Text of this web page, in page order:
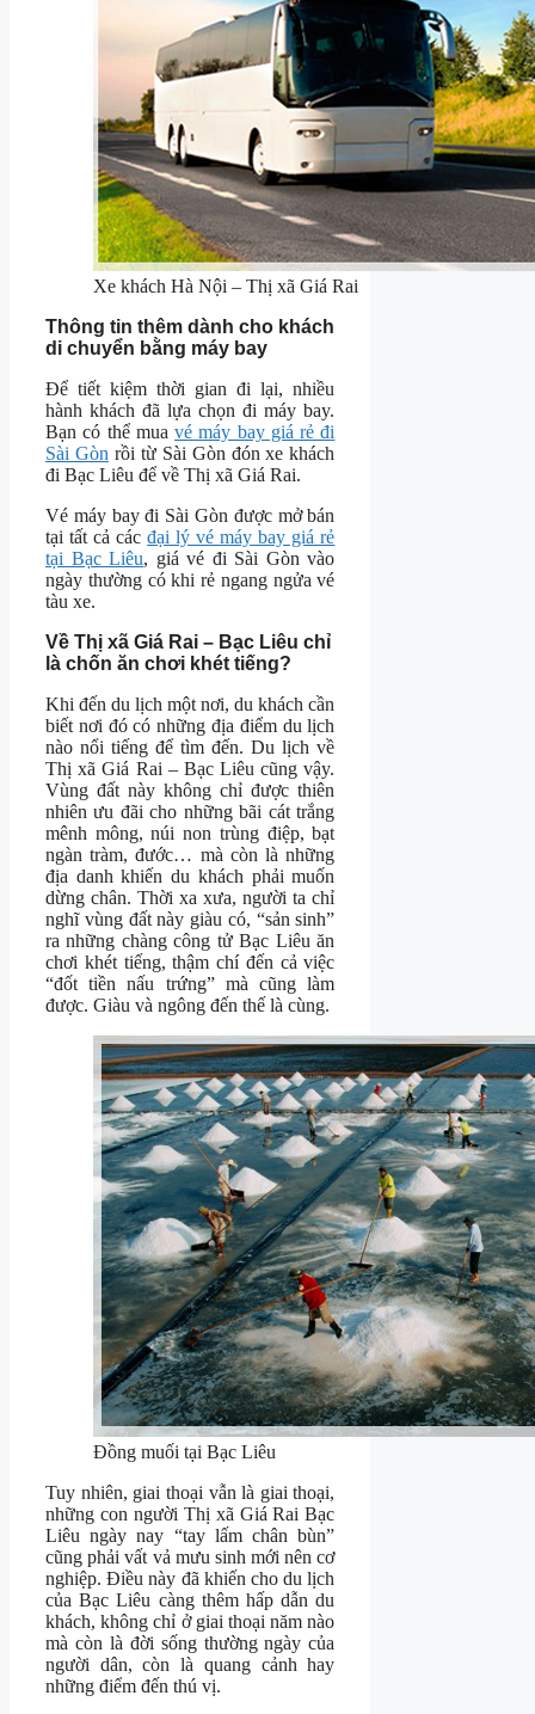
Xe khách Hà Nội – Thị xã Giá Rai
Thông tin thêm dành cho khách
di chuyển bằng máy bay
Để tiết kiệm thời gian đi lại, nhiều
hành khách đã lựa chọn đi máy bay.
Bạn có thể muavé máy bay giá rẻ đi
Sài Gòn rồi từ Sài Gòn đón xe khách
đi Bạc Liêu để về Thị xã Giá Rai.
Vé máy bay đi Sài Gòn được mở bán
tại tất cả cácđại lý vé máy bay giá rẻ
tại Bạc Liêu, giá vé đi Sài Gòn vào
ngày thường có khi rẻ ngang ngửa vé
tàu xe.
Về Thị xã Giá Rai – Bạc Liêu chỉ
là chốn ăn chơi khét tiếng?
Khi đến du lịch một nơi, du khách cần
biết nơi đó có những địa điểm du lịch
nào nổi tiếng để tìm đến. Du lịch về
Thị xã Giá Rai – Bạc Liêu cũng vậy.
Vùng đất này không chỉ được thiên
nhiên ưu đãi cho những bãi cát trắng
mênh mông, núi non trùng điệp, bạt
ngàn tràm, đước… mà còn là những
địa danh khiến du khách phải muốn
dừng chân. Thời xa xưa, người ta chỉ
nghĩ vùng đất này giàu có, “sản sinh”
ra những chàng công tử Bạc Liêu ăn
chơi khét tiếng, thậm chí đến cả việc
“đốt tiền nấu trứng” mà cũng làm
được. Giàu và ngông đến thế là cùng.
Đồng muối tại Bạc Liêu
Tuy nhiên, giai thoại vẫn là giai thoại,
những con người Thị xã Giá Rai Bạc
Liêu ngày nay “tay lấm chân bùn”
cũng phải vất vả mưu sinh mới nên cơ
nghiệp. Điều này đã khiến cho du lịch
của Bạc Liêu càng thêm hấp dẫn du
khách, không chỉ ở giai thoại năm nào
mà còn là đời sống thường ngày của
người dân, còn là quang cảnh hay
những điểm đến thú vị.